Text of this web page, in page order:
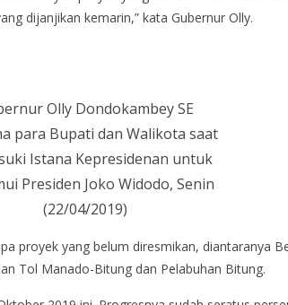
dijanjikan kemarin,” kata Gubernur Olly.
Olly Dondokambey SE
para Bupati dan Walikota saat
Istana Kepresidenan untuk
Presiden Joko Widodo, Senin
(22/04/2019)
proyek yang belum diresmikan, diantaranya
Tol Manado-Bitung dan Pelabuhan Bitung.